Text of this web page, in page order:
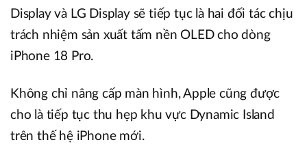
Display và LG Display sẽ tiếp tục là hai đối tác chịu
trách nhiệm sản xuất tấm nền OLED cho dòng
iPhone 18 Pro.
Không chỉ nâng cấp màn hình, Apple cũng được
cho là tiếp tục thu hẹp khu vực Dynamic Island
trên thế hệ iPhone mới.